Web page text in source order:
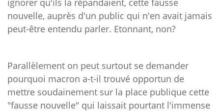
ignorer qu'ils la répandaient, cette fausse
nouvelle, auprès d'un public qui n'en avait jamais
peut-être entendu parler. Etonnant, non?
Parallèlement on peut surtout se demander
pourquoi macron a-t-il trouvé opportun de
mettre soudainement sur la place publique cette
"fausse nouvelle" qui laissait pourtant l'immense